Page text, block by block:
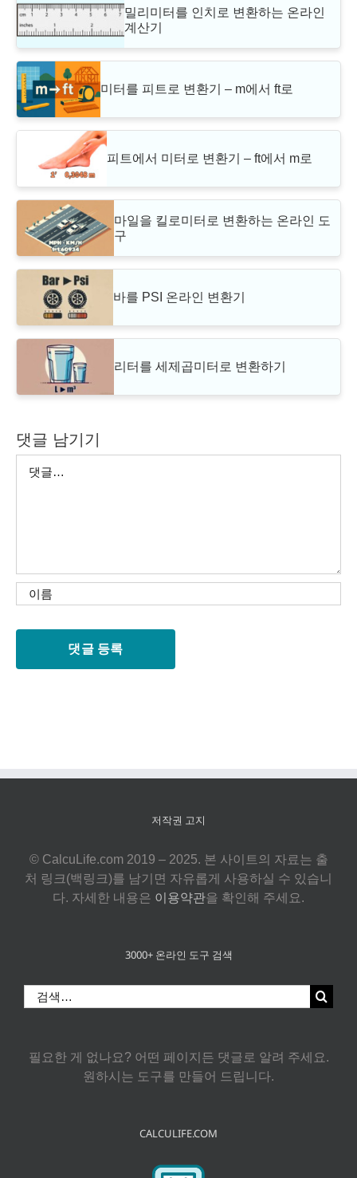
밀리미터를 인치로 변환하는 온라인
계산기
미터를 피트로 변환기 – m에서 ft로
피트에서 미터로 변환기 – ft에서 m로
마일을 킬로미터로 변환하는 온라인 도
구
바를 PSI 온라인 변환기
리터를 세제곱미터로 변환하기
댓글 남기기
저작권 고지
© CalcuLife.com 2019 – 2025. 본 사이트의 자료는 출
처 링크(백링크)를 남기면 자유롭게 사용하실 수 있습니
다. 자세한 내용은 이용약관을 확인해 주세요.
3000+ 온라인 도구 검색
색:
필요한 게 없나요? 어떤 페이지든 댓글로 알려 주세요.
원하시는 도구를 만들어 드립니다.
CALCULIFE.COM